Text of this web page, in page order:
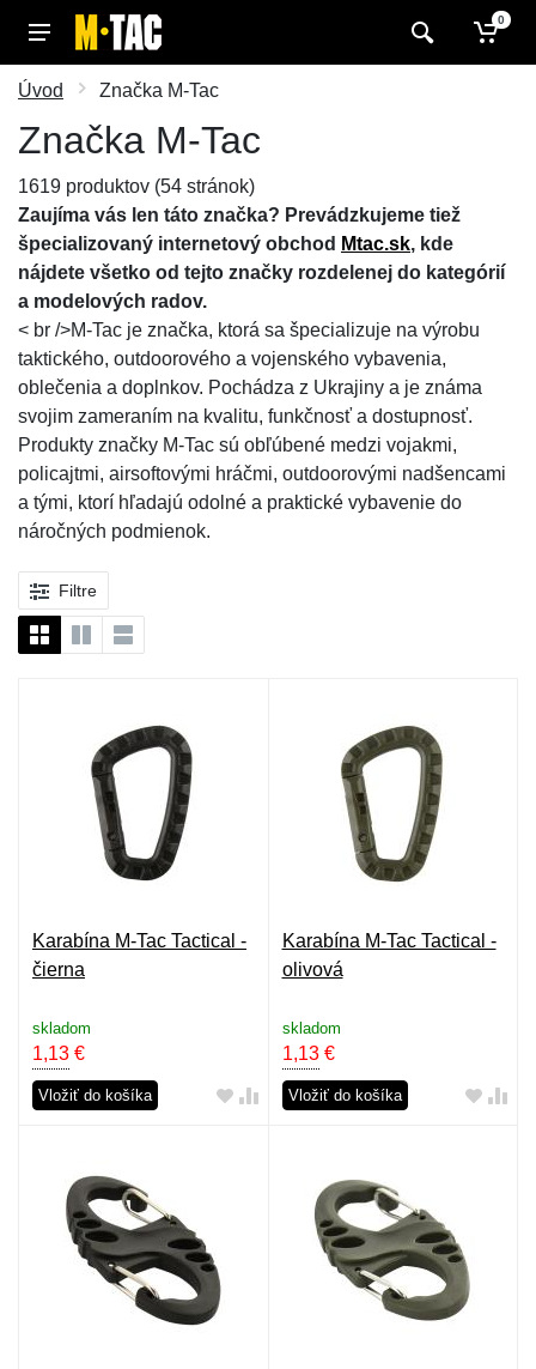
0
Úvod Značka M-Tac
Značka M-Tac
1619 produktov (54 stránok)
Zaujíma vás len táto značka? Prevádzkujeme tiež
špecializovaný internetový obchod Mtac.sk, kde
nájdete všetko od tejto značky rozdelenej do kategórií
a modelových radov.
< br />M-Tac je značka, ktorá sa špecializuje na výrobu
taktického, outdoorového a vojenského vybavenia,
oblečenia a doplnkov. Pochádza z Ukrajiny a je známa
svojim zameraním na kvalitu, funkčnosť a dostupnosť.
Produkty značky M-Tac sú obľúbené medzi vojakmi,
policajtmi, airsoftovými hráčmi, outdoorovými nadšencami
a tými, ktorí hľadajú odolné a praktické vybavenie do
náročných podmienok.
Filtre
Karabína M-Tac Tactical -
čierna
skladom
1,13 €
Vložiť do košíka
Karabína M-Tac Tactical -
olivová
skladom
1,13€
Vložiť do košíka